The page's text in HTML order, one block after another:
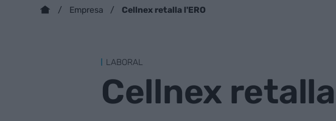
Empresa Cellnex retalla l'ERO
LABORAL
Cellnex retalla